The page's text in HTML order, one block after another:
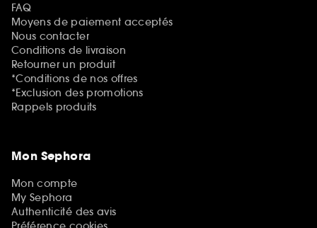
FAQ
Moyens de paiement acceptés
Nous contacter
Conditions de livraison
Retourner un produit
*Conditions de nos offres
*Exclusion des promotions
Rappels produits
Mon Sephora
Mon compte
My Sephora
Authenticité des avis